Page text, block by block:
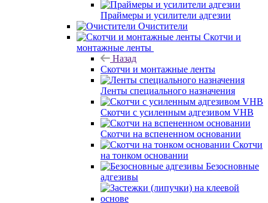
Праймеры и усилители адгезии
Очистители
Скотчи и
монтажные ленты
Назад
Скотчи и монтажные ленты
Ленты специального назначения
Скотчи с усиленным адгезивом VHB
Скотчи на вспененном основании
Скотчи
на тонком основании
Безосновные
адгезивы